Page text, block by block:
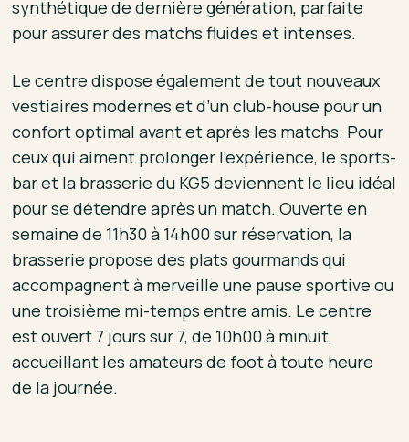
synthétique de dernière génération, parfaite
pour assurer des matchs fluides et intenses.
Le centre dispose également de tout nouveaux
vestiaires modernes et d’un club-house pour un
confort optimal avant et après les matchs. Pour
ceux qui aiment prolonger l’expérience, le sports-
bar et la brasserie du KG5 deviennent le lieu idéal
pour se détendre après un match. Ouverte en
semaine de 11h30 à 14h00 sur réservation, la
brasserie propose des plats gourmands qui
accompagnent à merveille une pause sportive ou
une troisième mi-temps entre amis. Le centre
est ouvert 7 jours sur 7, de 10h00 à minuit,
accueillant les amateurs de foot à toute heure
de la journée.